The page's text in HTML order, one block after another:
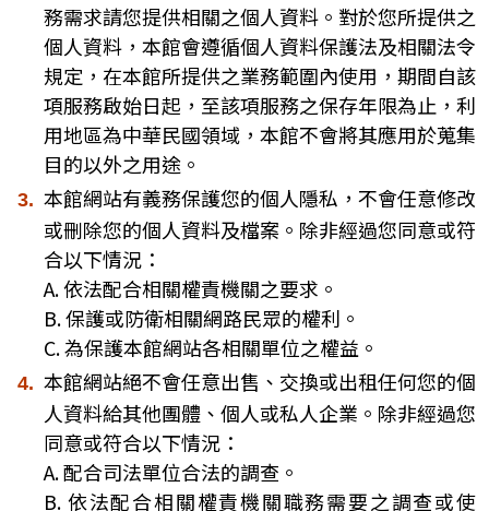
務需求請您提供相關之個人資料。對於您所提供之
個人資料，本館會遵循個人資料保護法及相關法令
規定，在本館所提供之業務範圍內使用，期間自該
項服務啟始日起，至該項服務之保存年限為止，利
用地區為中華民國領域，本館不會將其應用於蒐集
目的以外之用途。
本館網站有義務保護您的個人隱私，不會任意修改
或刪除您的個人資料及檔案。除非經過您同意或符
合以下情況：
A. 依法配合相關權責機關之要求。
B. 保護或防衛相關網路民眾的權利。
C. 為保護本館網站各相關單位之權益。
本館網站絕不會任意出售、交換或出租任何您的個
人資料給其他團體、個人或私人企業。除非經過您
同意或符合以下情況：
A. 配合司法單位合法的調查。
B. 依法配合相關權責機關職務需要之調查或使